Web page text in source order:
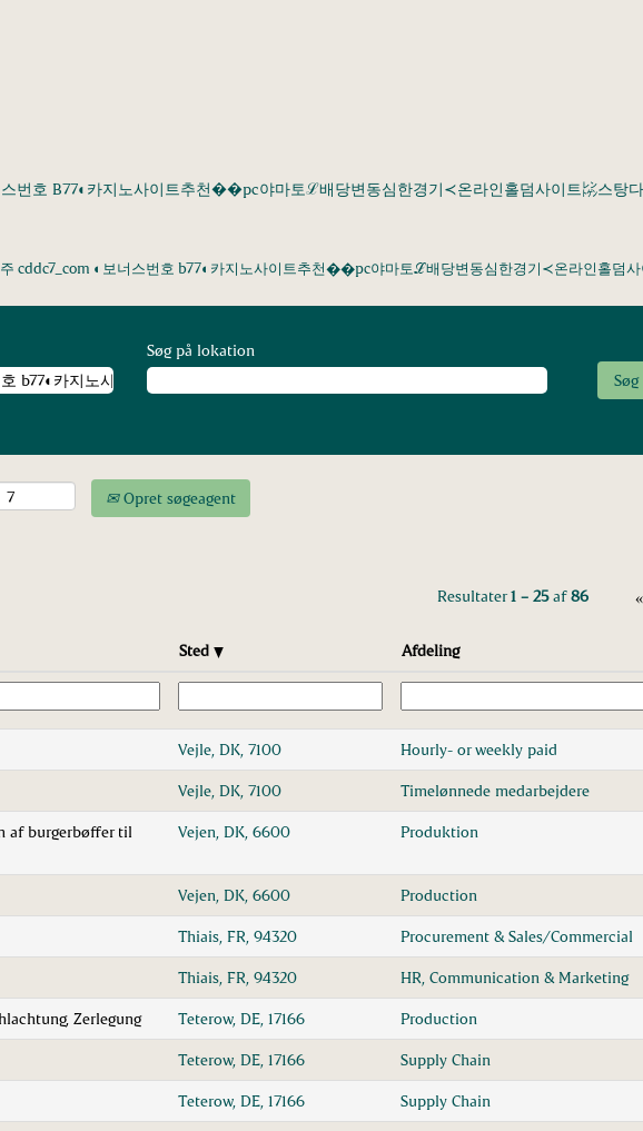
스번호 B77◐카지노사이트추천��pc야마토ℒ배당변동심한경기≺온라인홀덤사이트㍖스탕
cddc7_com ◐보너스번호 b77◐카지노사이트추천��pc야마토ℒ배당변동심한경기≺온라인홀덤
Søg på lokation
Opret søgeagent
Resultater1 – 25af86 «
Sted Afdeling
Vejle, DK, 7100 Hourly- or weekly paid
Vejle, DK, 7100 Timelønnede medarbejdere
af burgerbøffer til
Vejen, DK, 6600 Produktion
Vejen, DK, 6600 Production
Thiais, FR, 94320 Procurement & Sales/Commercial
Thiais, FR, 94320 HR, Communication & Marketing
Zerlegung Teterow, DE, 17166 Production
Teterow, DE, 17166 Supply Chain
Teterow, DE, 17166 Supply Chain